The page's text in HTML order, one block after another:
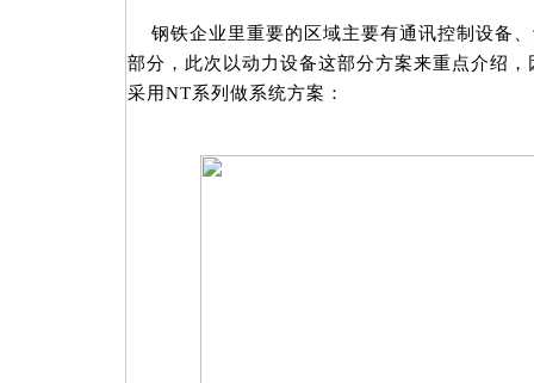
钢铁企业里重要的区域主要有通讯控制设备
部分，此次以动力设备这部分方案来重点介绍
采用NT系列做系统方案：